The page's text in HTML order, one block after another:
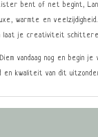
bent of net begint,
warmte en
laat je creativiteit
vandaag nog en begin
en kwaliteit van dit